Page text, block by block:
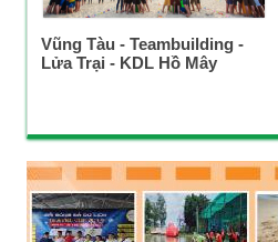
Vũng Tàu - Teambuilding -
Lửa Trại - KDL Hồ Mây